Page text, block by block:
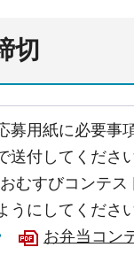
切
募用紙に必要事
送付してください
むすびコンテ
うにしてくださ
お弁当コン